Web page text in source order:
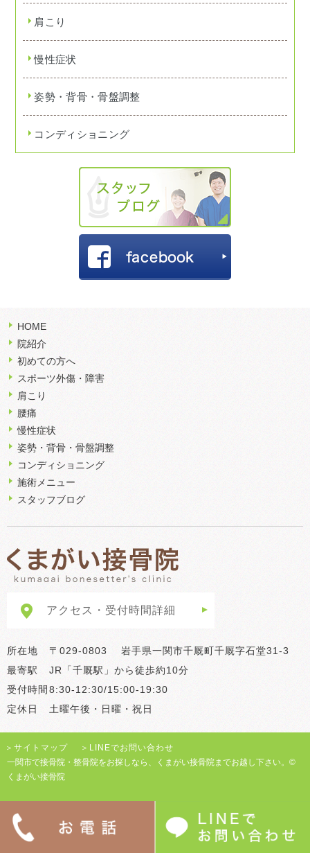
肩こり
慢性症状
姿勢・背骨・骨盤調整
コンディショニング
HOME
院紹介
初めての方へ
スポーツ外傷・障害
肩こり
腰痛
慢性症状
姿勢・背骨・骨盤調整
コンディショニング
施術メニュー
スタッフブログ
アクセス・受付時間詳細
所在地
〒029-0803 岩手県一関市千厩町千厩字石堂31-3
最寄駅
JR「千厩駅」から徒歩約10分
受付時間 8:30-12:30/15:00-19:30
定休日
土曜午後・日曜・祝日
＞ サイトマップ ＞ LINEでお問い合わせ
一関市で接骨院・整骨院をお探しなら、くまがい接骨院までお越し下さい。©
くまがい接骨院